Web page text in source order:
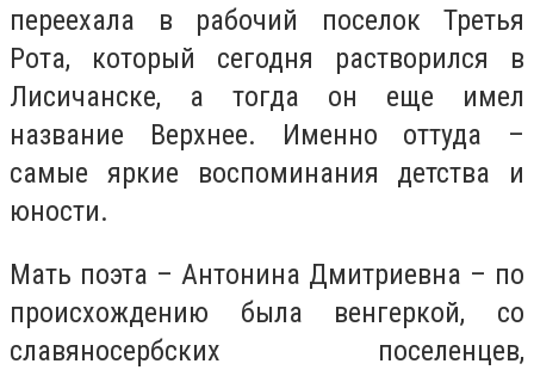
переехала в рабочий поселок Третья
Рота, который сегодня растворился в
Лисичанске, а тогда он еще имел
название Верхнее. Именно оттуда –
самые яркие воспоминания детства и
юности.
Мать поэта – Антонина Дмитриевна – по
происхождению была венгеркой, со
славяносербских поселенцев,